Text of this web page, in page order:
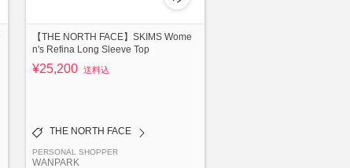
【THE NORTH FACE】SKIMS Wome
n's Refina Long Sleeve Top
¥25,200 送料込
THE NORTH FACE
PERSONAL SHOPPER
WANPARK